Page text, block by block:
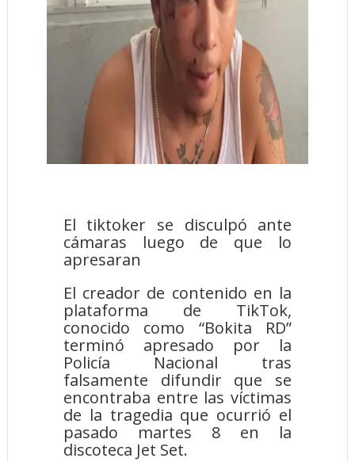
El tiktoker se disculpó ante
cámaras luego de que lo
apresaran
El creador de contenido en la
plataforma de TikTok,
conocido como “Bokita RD”
terminó apresado por la
Policía Nacional tras
falsamente difundir que se
encontraba entre las víctimas
de la tragedia que ocurrió el
pasado martes 8 en la
discoteca Jet Set.